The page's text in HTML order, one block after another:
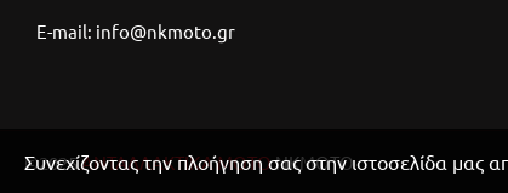
E-mail: info@nkmoto.gr
©2025ΑΝΤΑΛΛΑΚΤΙΚΑ ΜΟΤΟΝΚΜΟΤΟ
Συνεχίζοντας την πλοήγηση σας στην ιστοσελίδα μας